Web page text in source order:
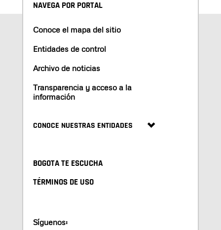
NAVEGA POR PORTAL
Conoce el mapa del sitio
Entidades de control
Archivo de noticias
Transparencia y acceso a la
información
CONOCE NUESTRAS ENTIDADES
BOGOTA TE ESCUCHA
TÉRMINOS DE USO
Síguenos: